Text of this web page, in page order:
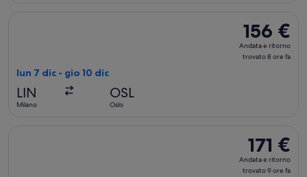
156 €
Andata
e
156 €
Andata e ritorno
trovato 8 ore fa
lun 7 dic - gio 10 dic
LIN
Milano
OSL
Oslo
171 €
Andata
e
171 €
Andata e ritorno
trovato 9 ore fa